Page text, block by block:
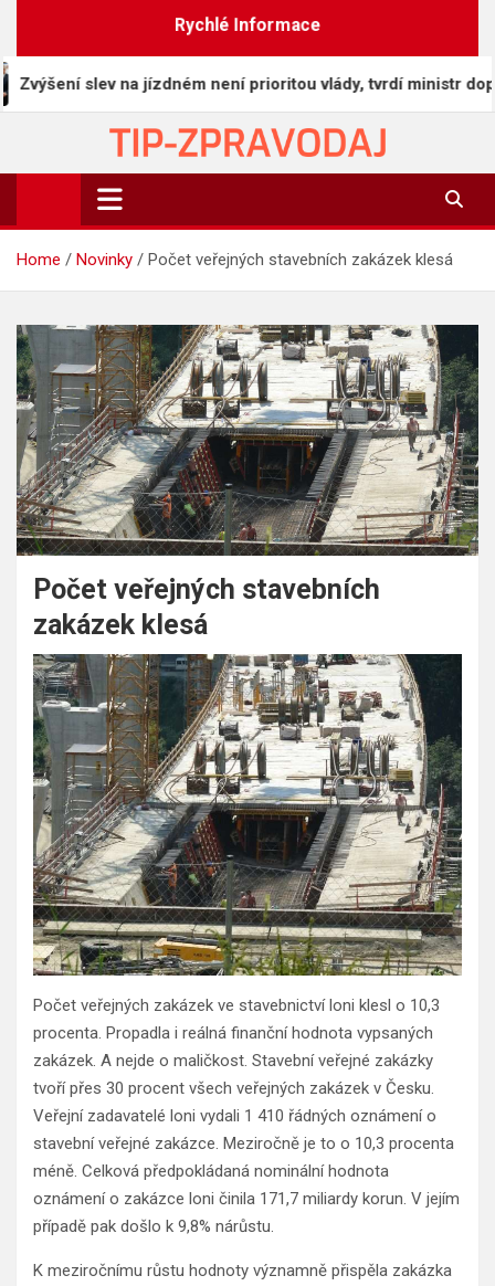
content
Rychlé Informace
slev na jízdném není prioritou vlády, tvrdí ministr dopravy
TIP-ZPRAVODAJ.CZ
On-line zpravodajství | Press
Home Novinky Počet veřejných stavebních zakázek klesá
Počet veřejných stavebních
zakázek klesá
Počet veřejných zakázek ve stavebnictví loni klesl o 10,3
procenta. Propadla i reálná finanční hodnota vypsaných
zakázek. A nejde o maličkost. Stavební veřejné zakázky
tvoří přes 30 procent všech veřejných zakázek v Česku.
Veřejní zadavatelé loni vydali 1 410 řádných oznámení o
stavební veřejné zakázce. Meziročně je to o 10,3 procenta
méně. Celková předpokládaná nominální hodnota
oznámení o zakázce loni činila 171,7 miliardy korun. V jejím
případě pak došlo k 9,8% nárůstu.
K meziročnímu růstu hodnoty významně přispěla zakázka